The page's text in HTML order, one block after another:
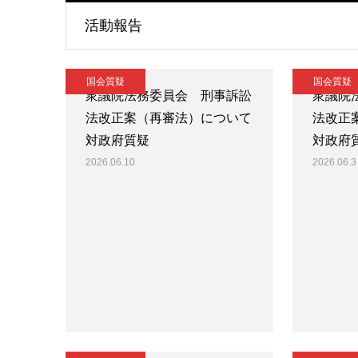
活動報告
国会質疑
衆議院法務委員会 刑事訴訟
法改正案（再審法）について
対政府質疑
2026.06.10
国会質疑
衆議院
法改正
対政府
2026.06.3